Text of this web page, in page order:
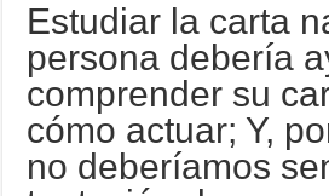
Estudiar la carta
persona debería
comprender su
cómo actuar; Y,
no deberíamos